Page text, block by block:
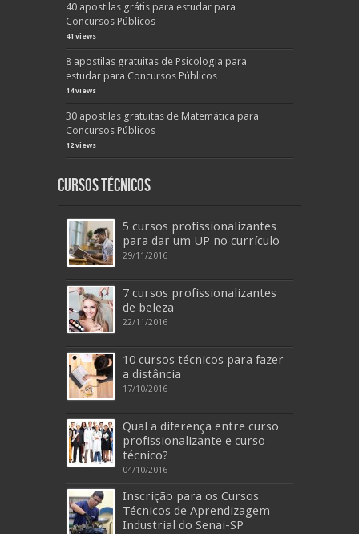
40 apostilas grátis para estudar para
Concursos Públicos
41 views
8 apostilas gratuitas de Psicologia para
estudar para Concursos Públicos
14 views
30 apostilas gratuitas de Matemática para
Concursos Públicos
12 views
Cursos Técnicos
5 cursos profissionalizantes
para dar um UP no currículo
29/11/2016
7 cursos profissionalizantes
de beleza
22/11/2016
10 cursos técnicos para fazer
a distância
17/10/2016
Qual a diferença entre curso
profissionalizante e curso
técnico?
04/10/2016
Inscrição para os Cursos
Técnicos de Aprendizagem
Industrial do Senai-SP